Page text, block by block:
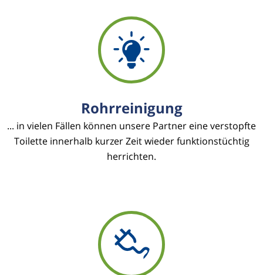
Rohrreinigung
... in vielen Fällen können unsere Partner eine verstopfte
Toilette innerhalb kurzer Zeit wieder funktionstüchtig
herrichten.